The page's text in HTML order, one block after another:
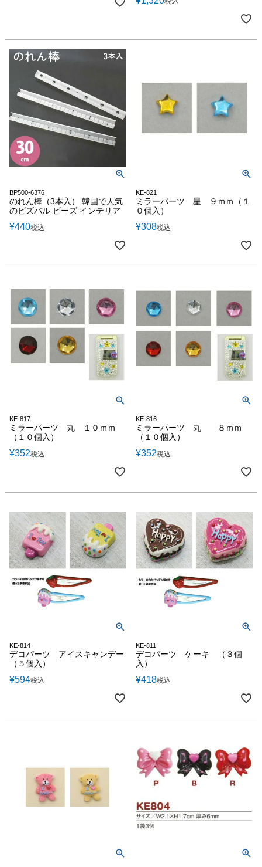
BP500-6376
のれん棒（3本入） 韓国で人気
のビズバル ビーズ インテリア
¥440税込
KE-821
ミラーパーツ 星 ９ｍｍ（１
０個入）
¥308税込
KE-817
ミラーパーツ 丸 １０ｍｍ
（１０個入）
¥352税込
KE-816
ミラーパーツ 丸 ８ｍｍ
（１０個入）
¥352税込
KE-814
デコパーツ アイスキャンデー
（５個入）
¥594税込
KE-811
デコパーツ ケーキ （３個
入）
¥418税込